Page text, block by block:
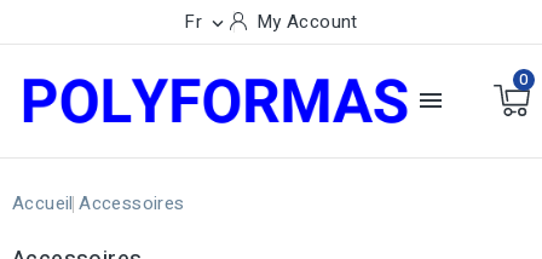
Fr  My Account

0
Accueil Accessoires